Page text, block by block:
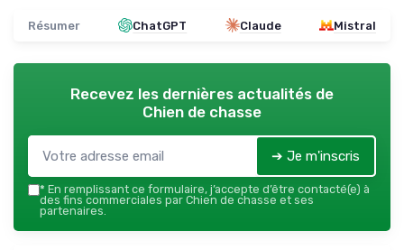
Résumer ChatGPT Claude Mistral
Recevez les dernières actualités de
Chien de chasse
➔ Je m'inscris
* En remplissant ce formulaire, j’accepte d’être contacté(e) à
des fins commerciales par Chien de chasse et ses
partenaires.